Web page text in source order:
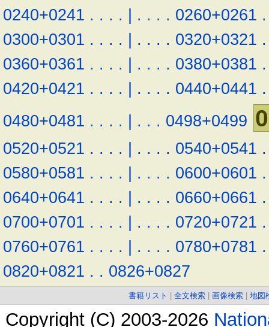
0240+0241 . . . . | . . . . 0260+0261 .
0300+0301 . . . . | . . . . 0320+0321 .
0360+0361 . . . . | . . . . 0380+0381 .
0420+0421 . . . . | . . . . 0440+0441 .
0480+0481 . . . . | . . . 0498+0499
0520+0521 . . . . | . . . . 0540+0541 .
0580+0581 . . . . | . . . . 0600+0601 .
0640+0641 . . . . | . . . . 0660+0661 .
0700+0701 . . . . | . . . . 0720+0721 .
0760+0761 . . . . | . . . . 0780+0781 .
0820+0821 . . 0826+0827
書籍リスト 全文検索 画像検索 地図
Copyright (C) 2003-2026